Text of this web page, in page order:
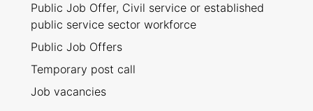
Public Job Offer, Civil service or established
public service sector workforce
Public Job Offers
Temporary post call
Job vacancies